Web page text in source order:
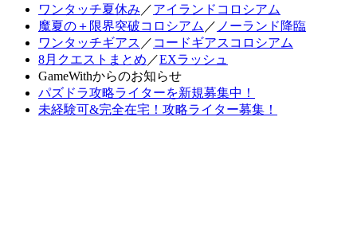
ワンタッチ夏休み ／アイランドコロシアム
魔夏の＋限界突破コロシアム ／ ノーランド降臨
ワンタッチギアス ／ コードギアスコロシアム
8月クエストまとめ ／EXラッシュ
GameWithからのお知らせ
パズドラ攻略ライターを新規募集中！
未経験可&完全在宅！攻略ライター募集！